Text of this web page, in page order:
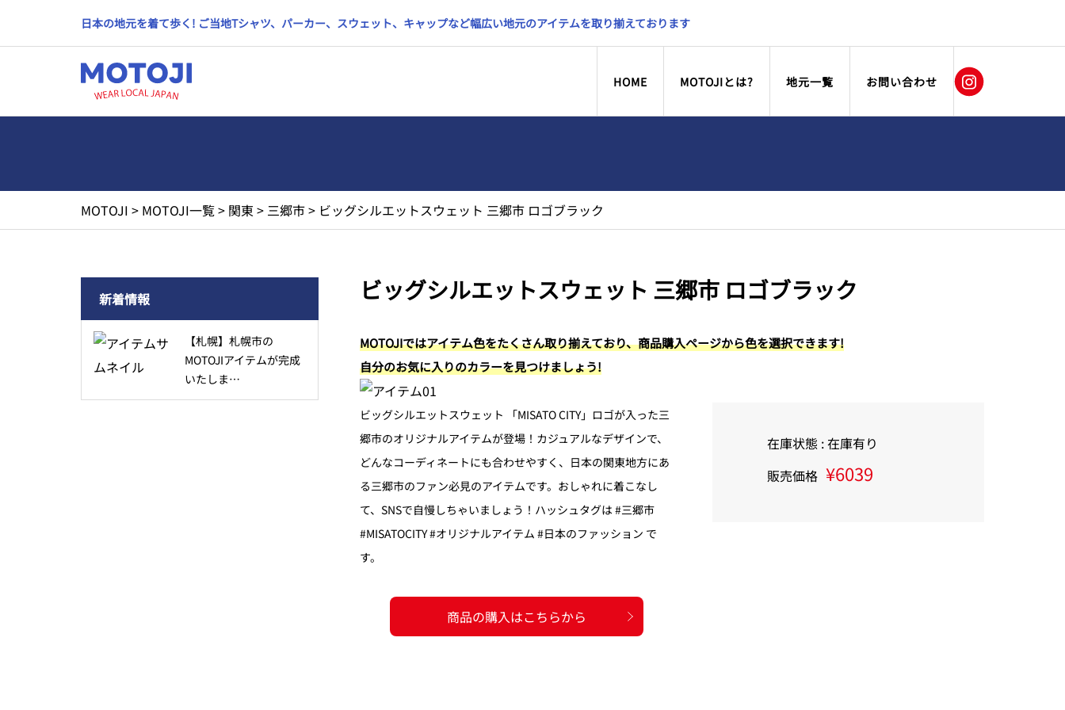
日本の地元を着て歩く! ご当地Tシャツ、パーカー、スウェット、キャップなど幅広い地元のアイテムを取り揃えております
HOME MOTOJIとは? 地元一覧 お問い合わせ
MOTOJI > MOTOJI一覧> 関東 > 三郷市> ビッグシルエットスウェット 三郷市 ロゴブラック
新着情報
【札幌】札幌市の
MOTOJIアイテムが完成
いたしま…
ビッグシルエットスウェット 三郷市 ロゴブラック
MOTOJIではアイテム色をたくさん取り揃えており、商品購入ページから色を選択できます!
自分のお気に入りのカラーを見つけましょう!
ビッグシルエットスウェット 「MISATO CITY」ロゴが入った三
郷市のオリジナルアイテムが登場！カジュアルなデザインで、
どんなコーディネートにも合わせやすく、日本の関東地方にあ
る三郷市のファン必見のアイテムです。おしゃれに着こなし
て、SNSで自慢しちゃいましょう！ハッシュタグは #三郷市
#MISATOCITY #オリジナルアイテム #日本のファッション で
す。
商品の購入はこちらから
在庫状態 : 在庫有り
販売価格 ¥6039